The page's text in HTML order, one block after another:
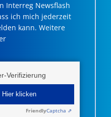
Interreg Newsflash
ich mich jederzeit
kann. Weitere
Verifizierung
Hier klicken
FriendlyCaptcha ⇗